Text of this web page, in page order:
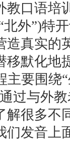
教口语培
北外”)特
造真实的
移默化地
主要围绕
过与外
解很多不
们发音上